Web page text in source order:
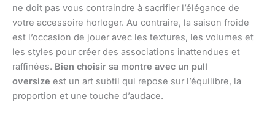
ne doit pas vous contraindre à sacrifier l’élégance de
votre accessoire horloger. Au contraire, la saison froide
est l’occasion de jouer avec les textures, les volumes et
les styles pour créer des associations inattendues et
raffinées. Bien choisir sa montre avec un pull
oversize est un art subtil qui repose sur l’équilibre, la
proportion et une touche d’audace.